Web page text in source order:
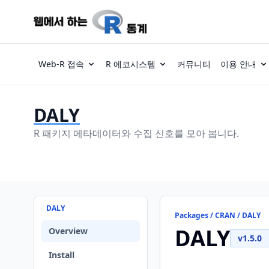
Web-R 접속 R 에코시스템 커뮤니티 이용 안내
DALY
R 패키지 메타데이터와 수집 신호를 모아 봅니다.
DALY
Overview
Install
Packages / CRAN / DALY
DALY v1.5.0